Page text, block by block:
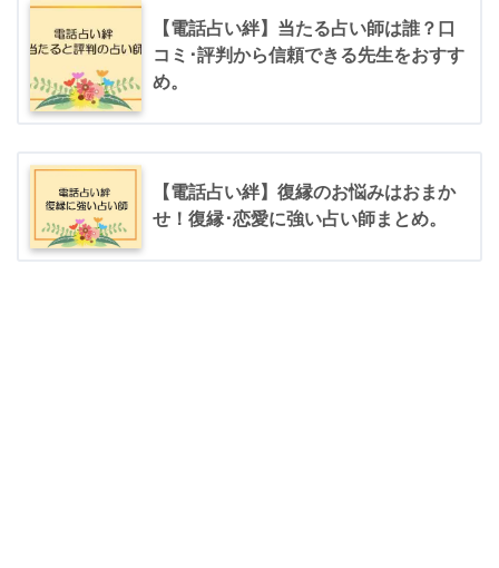
【電話占い絆】当たる占い師は誰？口
コミ･評判から信頼できる先生をおすす
め。
【電話占い絆】復縁のお悩みはおまか
せ！復縁･恋愛に強い占い師まとめ。